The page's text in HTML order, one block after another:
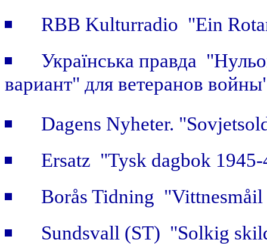
RBB Kulturradio "Ein
Українська правда
вариант" для ветеранов
Dagens Nyheter.
Ersatz "Tysk dagbok
Borås Tidning
Sundsvall (ST) "Solkig